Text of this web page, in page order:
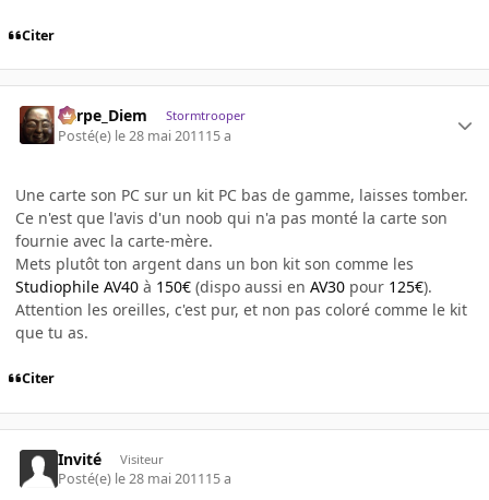
Citer
Carpe_Diem Stormtrooper
Posté(e) le 28 mai 201115 a
Une carte son PC sur un kit PC bas de gamme, laisses tomber.
Ce n'est que l'avis d'un noob qui n'a pas monté la carte son
fournie avec la carte-mère.
Mets plutôt ton argent dans un bon kit son comme les
Studiophile AV40 à 150€ (dispo aussi en AV30 pour 125€).
Attention les oreilles, c'est pur, et non pas coloré comme le kit
que tu as.
Citer
Invité Visiteur
Posté(e) le 28 mai 201115 a